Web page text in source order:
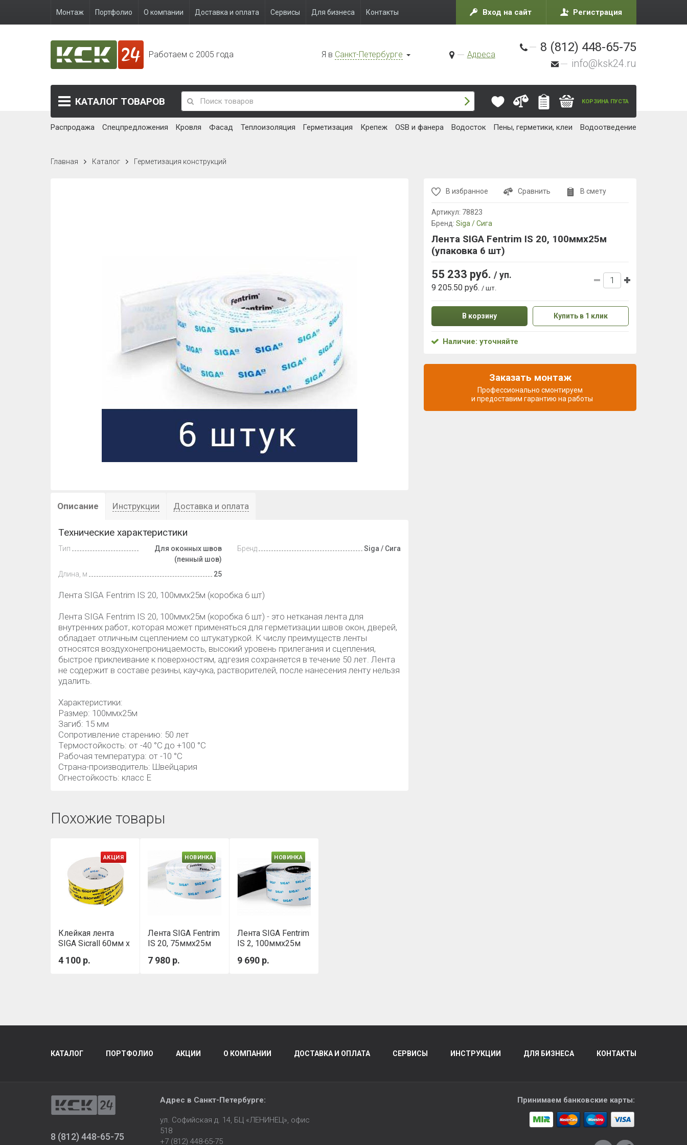
Монтаж Портфолио О компании Доставка и оплата Сервисы Для бизнеса Контакты Вход на сайт Регистрация
Работаем с 2005 года Я в Санкт-Петербурге Адреса
8 (812) 448-65-75
info@ksk24.ru
КАТАЛОГ ТОВАРОВ КОРЗИНА ПУСТА
Распродажа Спецпредложения Кровля Фасад Теплоизоляция Герметизация Крепеж OSB и фанера Водосток Пены, герметики, клеи Водоотведение
Главная Каталог Герметизация конструкций
Описание Инструкции Доставка и оплата
Технические характеристики
Тип
Для оконных швов
(пенный шов)
Длина, м
25
Бренд Siga / Сига
Лента SIGA Fentrim IS 20, 100ммх25м (коробка 6 шт)
Лента SIGA Fentrim IS 20, 100ммх25м (коробка 6 шт) - это нетканая лента для
внутренних работ, которая может применяться для герметизации швов окон, дверей,
обладает отличным сцеплением со штукатуркой. К числу преимуществ ленты
относятся воздухонепроницаемость, высокий уровень прилегания и сцепления,
быстрое приклеивание к поверхностям, адгезия сохраняется в течение 50 лет. Лента
не содержит в составе резины, каучука, растворителей, после нанесения ленту нельзя
удалить.
Характеристики:
Размер: 100ммх25м
Загиб: 15 мм
Сопротивление старению: 50 лет
Термостойкость: от -40 °C до +100 °C
Рабочая температура: от -10 °C
Страна-производитель: Швейцария
Огнестойкость: класс E
Похожие товары
АКЦИЯ
Клейкая лента
SIGA Sicrall 60мм x
4 100 р.
НОВИНКА
Лента SIGA Fentrim
IS 20, 75ммх25м
7 980 р.
НОВИНКА
Лента SIGA Fentrim
IS 2, 100ммх25м
9 690 р.
В избранное Сравнить В смету
Артикул: 78823
Бренд: Siga / Сига
Лента SIGA Fentrim IS 20, 100ммх25м
(упаковка 6 шт)
55 233 руб. / уп.
9 205.50 руб. / шт.
В корзину Купить в 1 клик
Наличие: уточняйте
Заказать монтаж
Профессионально смонтируем
и предоставим гарантию на работы
КАТАЛОГ ПОРТФОЛИО АКЦИИ О КОМПАНИИ ДОСТАВКА И ОПЛАТА СЕРВИСЫ ИНСТРУКЦИИ ДЛЯ БИЗНЕСА КОНТАКТЫ
8 (812) 448-65-75
Адрес в Санкт-Петербурге:
ул. Софийская д. 14, БЦ «ЛЕНИНЕЦ», офис
518
+7 (812) 448-65-75
Принимаем банковские карты: